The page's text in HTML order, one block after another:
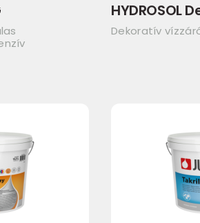
HYDROSOL
Dekoratív